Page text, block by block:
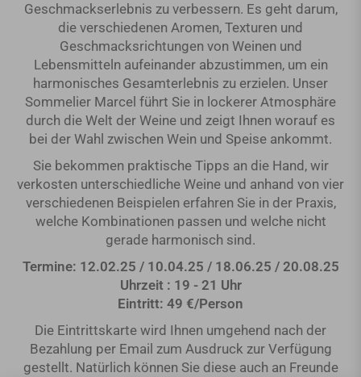
Geschmackserlebnis zu verbessern. Es geht darum,
die verschiedenen Aromen, Texturen und
Geschmacksrichtungen von Weinen und
Lebensmitteln aufeinander abzustimmen, um ein
harmonisches Gesamterlebnis zu erzielen. Unser
Sommelier Marcel führt Sie in lockerer Atmosphäre
durch die Welt der Weine und zeigt Ihnen worauf es
bei der Wahl zwischen Wein und Speise ankommt.
Sie bekommen praktische Tipps an die Hand, wir
verkosten unterschiedliche Weine und anhand von vier
verschiedenen Beispielen erfahren Sie in der Praxis,
welche Kombinationen passen und welche nicht
gerade harmonisch sind.
Termine: 12.02.25 / 10.04.25 / 18.06.25 / 20.08.25
Uhrzeit : 19 - 21 Uhr
Eintritt: 49 €/Person
Die Eintrittskarte wird Ihnen umgehend nach der
Bezahlung per Email zum Ausdruck zur Verfügung
gestellt. Natürlich können Sie diese auch an Freunde